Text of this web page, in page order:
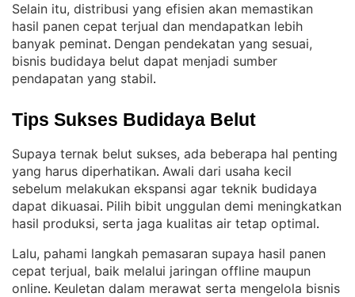
Selain itu, distribusi yang efisien akan memastikan
hasil panen cepat terjual dan mendapatkan lebih
banyak peminat. Dengan pendekatan yang sesuai,
bisnis budidaya belut dapat menjadi sumber
pendapatan yang stabil.
Tips Sukses Budidaya Belut
Supaya ternak belut sukses, ada beberapa hal penting
yang harus diperhatikan. Awali dari usaha kecil
sebelum melakukan ekspansi agar teknik budidaya
dapat dikuasai. Pilih bibit unggulan demi meningkatkan
hasil produksi, serta jaga kualitas air tetap optimal.
Lalu, pahami langkah pemasaran supaya hasil panen
cepat terjual, baik melalui jaringan offline maupun
online. Keuletan dalam merawat serta mengelola bisnis